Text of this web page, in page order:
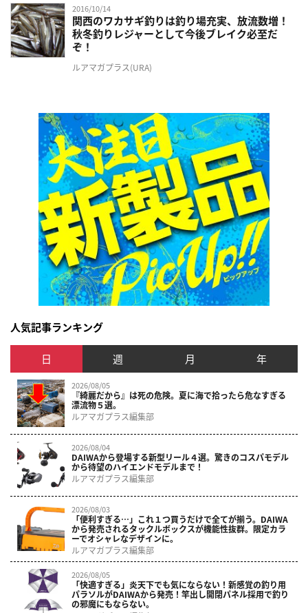
2016/10/14
関西のワカサギ釣りは釣り場充実、放流数増！
秋冬釣りレジャーとして今後ブレイク必至だ
ぞ！
ルアマガプラス(URA)
人気記事ランキング
日 週 月 年
2026/08/05
『綺麗だから』は死の危険。夏に海で拾ったら危なすぎる
漂流物５選。
ルアマガプラス編集部
2026/08/04
DAIWAから登場する新型リール４選。驚きのコスパモデル
から待望のハイエンドモデルまで！
ルアマガプラス編集部
2026/08/03
「便利すぎる…」これ１つ買うだけで全てが揃う。DAIWA
から発売されるタックルボックスが機能性抜群。限定カラ
ーでオシャレなデザインに。
ルアマガプラス編集部
2026/08/05
「快適すぎる」炎天下でも気にならない！新感覚の釣り用
パラソルがDAIWAから発売！竿出し開閉パネル採用で釣り
の邪魔にもならない。